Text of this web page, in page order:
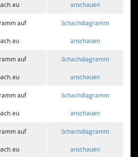
anschauen
auf Schachdiagramm
anschauen
auf Schachdiagramm
anschauen
auf Schachdiagramm
anschauen
auf Schachdiagramm
anschauen